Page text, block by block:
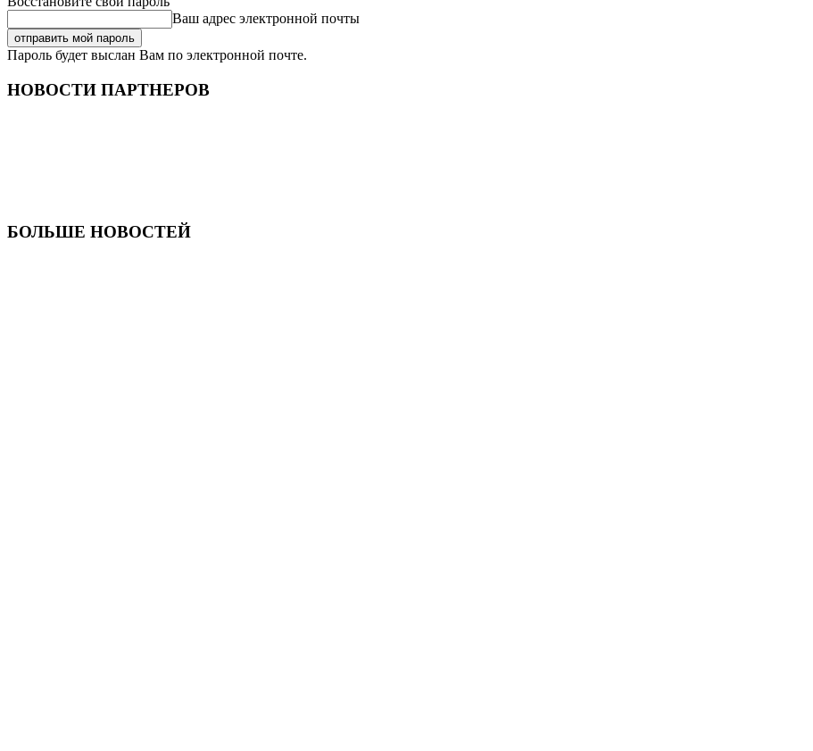
Ваш адрес электронной почты
Пароль будет выслан Вам по электронной почте.
НОВОСТИ ПАРТНЕРОВ
БОЛЬШЕ НОВОСТЕЙ